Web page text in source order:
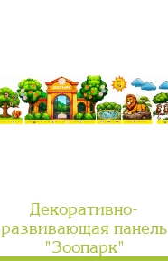
Декоративно-
развивающая панель
"Зоопарк"